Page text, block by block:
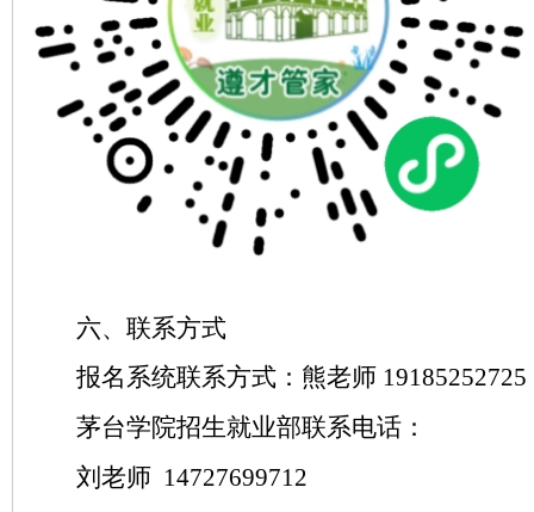
六、联系方式
报名系统联系方式：熊老师 19185252725
茅台学院招生就业部联系电话：
刘老师 14727699712